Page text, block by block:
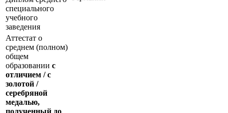
специального
учебного
заведения
Аттестат о
среднем (полном)
общем
образовании с
отличием / с
золотой /
серебряной
медалью,
полученный до